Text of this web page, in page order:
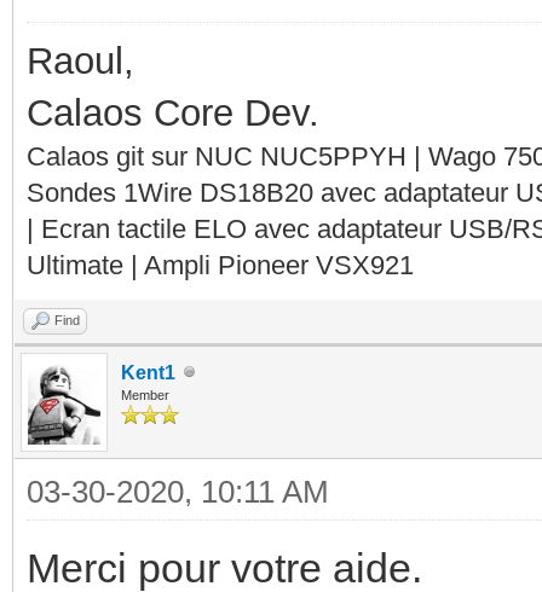
Raoul,
Calaos Core Dev.
Calaos git sur NUC NUC5PPYH | Wago
Sondes 1Wire DS18B20 avec adaptateur
| Ecran tactile ELO avec adaptateur USB/
Ultimate | Ampli Pioneer VSX921
Find
Kent1
Member
03-30-2020, 10:11 AM
Merci pour votre aide.